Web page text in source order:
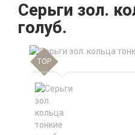
Серьги зол.
голуб.
TOP